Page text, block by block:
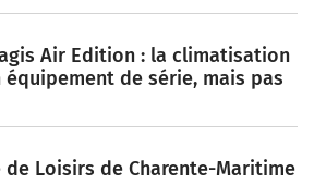
Air Edition : la climatisation
de série, mais pas
de Loisirs de Charente-Maritime